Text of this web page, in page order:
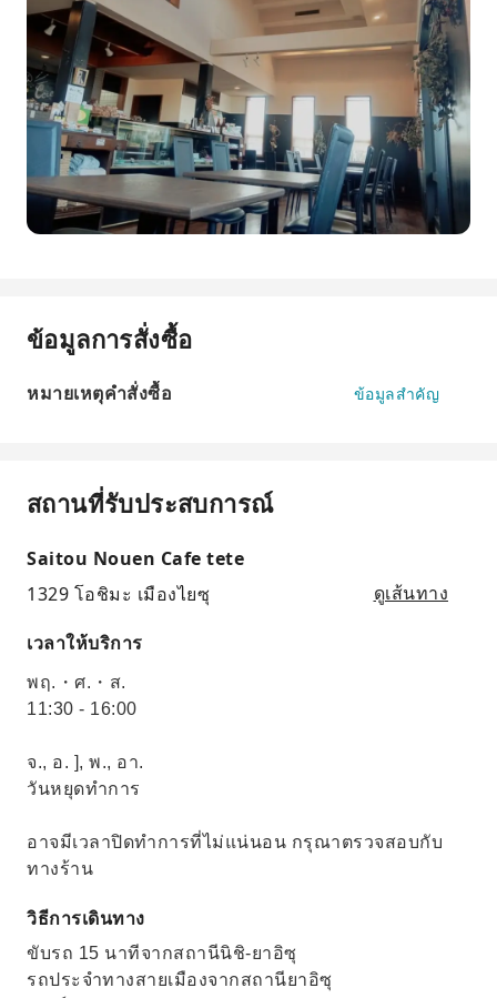
ข้อมูลการสั่งซื้อ
หมายเหตุคำสั่งซื้อ ข้อมูลสำคัญ
สถานที่รับประสบการณ์
Saitou Nouen Cafe tete
1329 โอชิมะ เมืองไยซุ
ดูเส้นทาง
เวลาให้บริการ
พฤ.・ศ.・ส.
11:30 - 16:00
จ., อ. ], พ., อา.
วันหยุดทำการ
อาจมีเวลาปิดทำการที่ไม่แน่นอน กรุณาตรวจสอบกับ
ทางร้าน
วิธีการเดินทาง
ขับรถ 15 นาทีจากสถานีนิชิ-ยาอิซุ
รถประจำทางสายเมืองจากสถานียาอิซุ